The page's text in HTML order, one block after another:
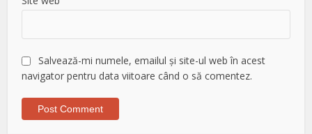
Salvează-mi numele, emailul și site-ul web în acest
navigator pentru data viitoare când o să comentez.